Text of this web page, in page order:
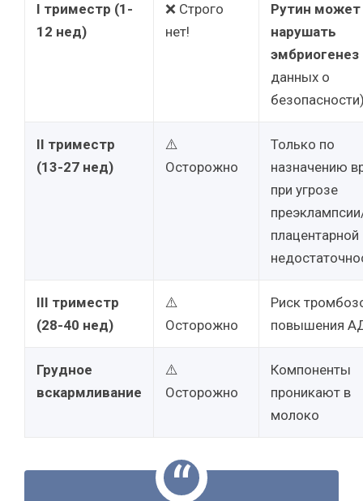
I триместр (1-
12 нед)
❌ Строго
нет!
Рутин может
нарушать
эмбриогенез
данных о
II триместр
(13-27 нед)
⚠️
Осторожно
Только по
назначению
при угрозе
плацентарной
III триместр
(28-40 нед)
⚠️
Осторожно
Риск
повышения
Грудное
вскармливание
⚠️
Осторожно
Компоненты
проникают в
молоко